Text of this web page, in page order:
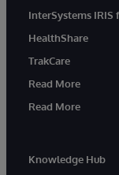
InterSystems IRIS
HealthShare
TrakCare
Read More
Read More
Knowledge Hub